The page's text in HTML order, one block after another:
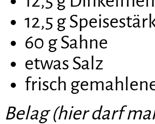
12,5 g
60 g Sahne
etwas Salz
frisch
Belag (hier darf